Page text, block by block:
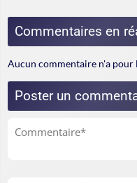
Commentaires en
Aucun commentaire n'a pour
Poster un